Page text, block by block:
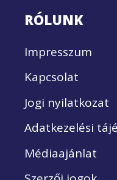
RÓLUNK
Impresszum
Kapcsolat
Jogi nyilatkozat
Adatkezelési
Médiaajánlat